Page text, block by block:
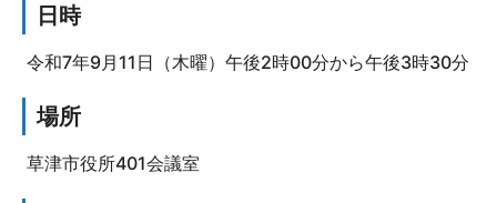
日時
令和7年9月11日（木曜）午後2時00分から午後3時30分
場所
草津市役所401会議室